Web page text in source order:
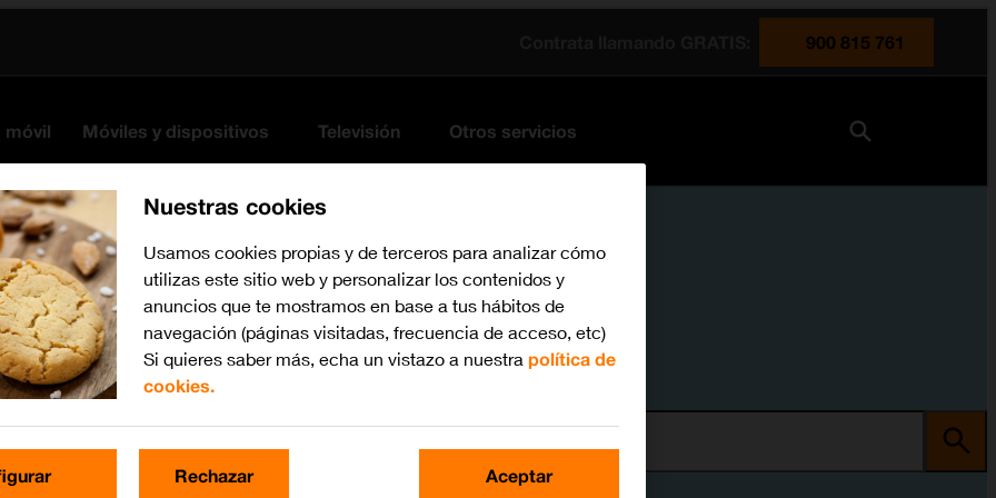
900 815 761
móvil Móviles y dispositivos Televisión Otros servicios
Nuestras cookies
Usamos cookies propias y de terceros para analizar cómo
utilizas este sitio web y personalizar los contenidos y
anuncios que te mostramos en base a tus hábitos de
navegación (páginas visitadas, frecuencia de acceso, etc)
Si quieres saber más, echa un vistazo a nuestra política de
cookies.
Rechazar Aceptar